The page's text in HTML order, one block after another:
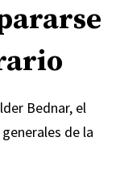
Bednar, el
de la